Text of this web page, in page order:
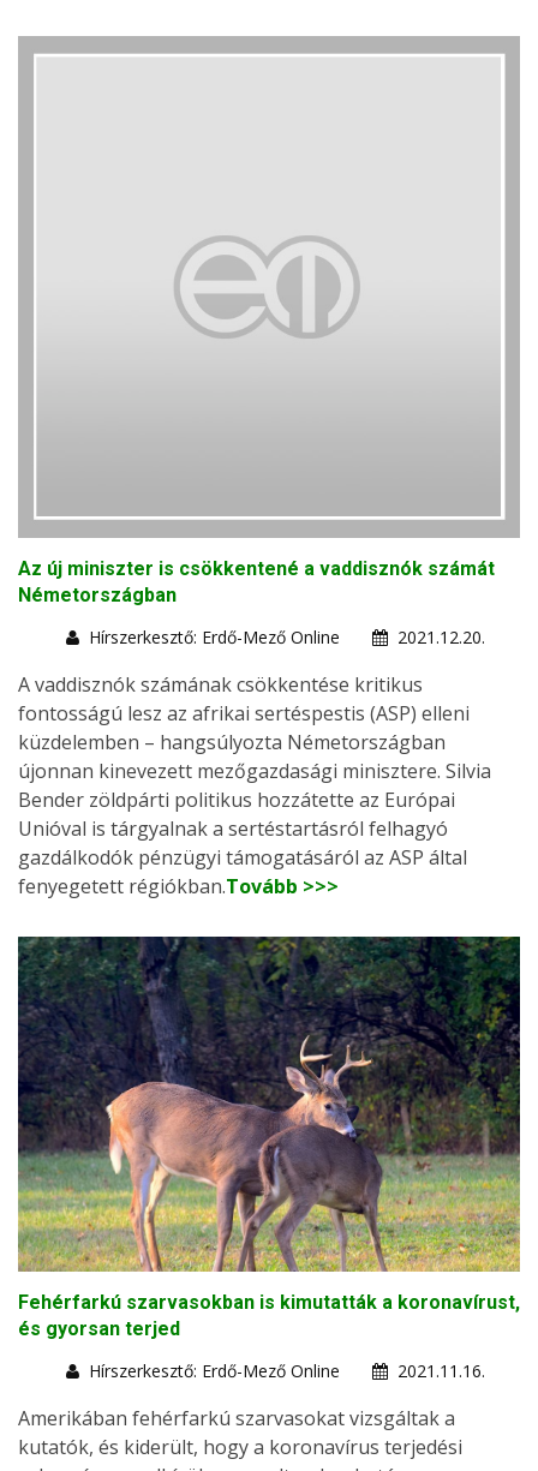
Az új miniszter is csökkentené a vaddisznók számát
Németországban
Hírszerkesztő: Erdő-Mező Online
2021.12.20.
A vaddisznók számának csökkentése kritikus
fontosságú lesz az afrikai sertéspestis (ASP) elleni
küzdelemben – hangsúlyozta Németországban
újonnan kinevezett mezőgazdasági minisztere. Silvia
Bender zöldpárti politikus hozzátette az Európai
Unióval is tárgyalnak a sertéstartásról felhagyó
gazdálkodók pénzügyi támogatásáról az ASP által
fenyegetett régiókban.Tovább >>>
Fehérfarkú szarvasokban is kimutatták a koronavírust,
és gyorsan terjed
Hírszerkesztő: Erdő-Mező Online
2021.11.16.
Amerikában fehérfarkú szarvasokat vizsgáltak a
kutatók, és kiderült, hogy a koronavírus terjedési